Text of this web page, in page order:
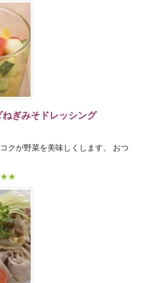
ぎみそドレッシング
クが野菜を美味しくします。 おつ